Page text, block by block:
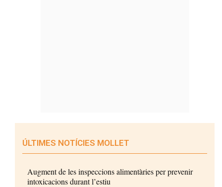
ÚLTIMES NOTÍCIES MOLLET
Augment de les inspeccions alimentàries per prevenir
intoxicacions durant l’estiu